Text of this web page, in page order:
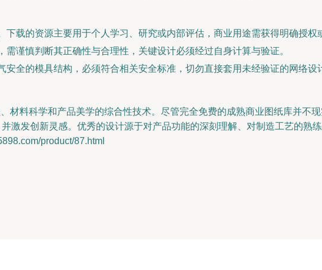
下载的资源主要用于个人学习、研究或内部评估，商业用途需获得明确授权
需谨慎判断其正确性与合理性，关键设计必须经过自身计算与验证。
安全的模具结构，必须符合相关安全标准，切勿直接套用未经验证的网络设
材料科学和产品美学的综合性技术。尽管完全免费的成熟商业图纸库并不
激发创新灵感。优秀的设计源于对产品功能的深刻理解、对制造工艺的熟
product/87.html